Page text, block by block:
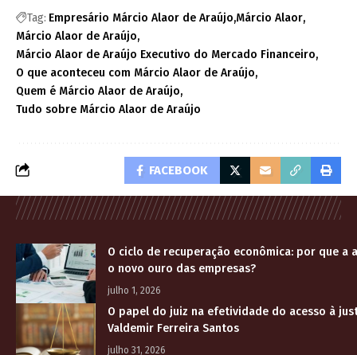
Tag: Empresário Márcio Alaor de Araújo Márcio Alaor
Márcio Alaor de Araújo
Márcio Alaor de Araújo Executivo do Mercado Financeiro
O que aconteceu com Márcio Alaor de Araújo
Quem é Márcio Alaor de Araújo
Tudo sobre Márcio Alaor de Araújo
FACEBOOK
O ciclo de recuperação econômica: por que a
o novo ouro das empresas?
julho 1, 2026
O papel do juiz na efetividade do acesso à
Valdemir Ferreira Santos
julho 31, 2026